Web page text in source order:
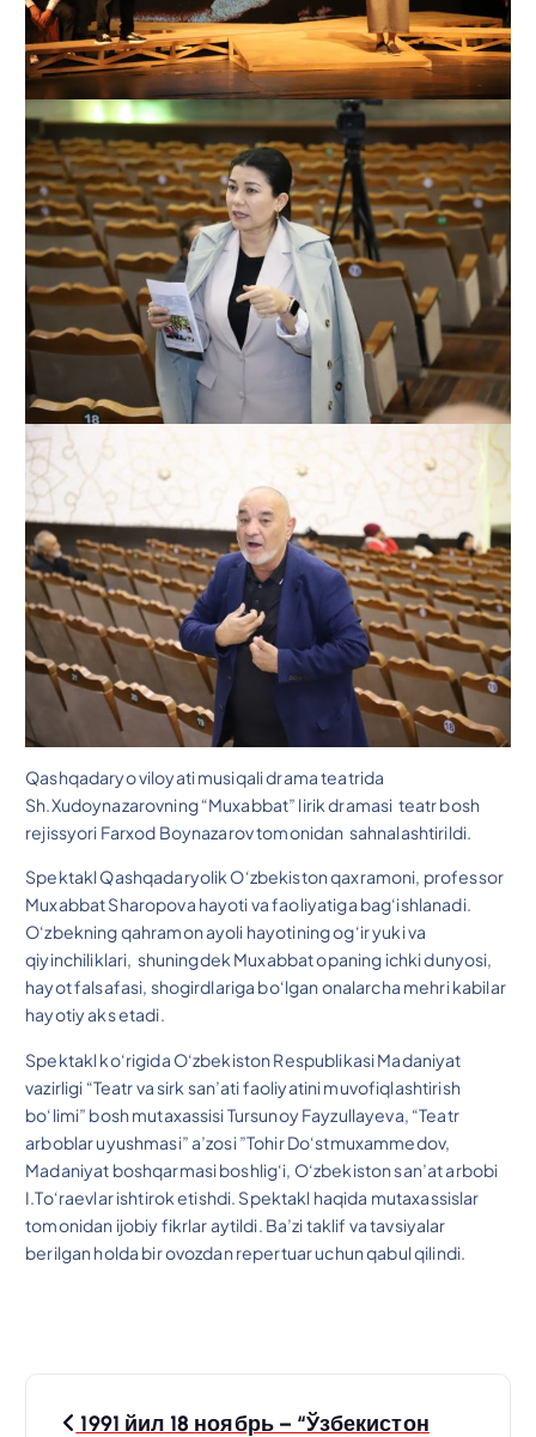
Qashqadaryo viloyati musiqali drama teatrida
Sh.Xudoynazarovning “Muxabbat” lirik dramasi teatr bosh
rejissyori Farxod Boynazarov tomonidan sahnalashtirildi.
Spektakl Qashqadaryolik O‘zbekiston qaxramoni, professor
Muxabbat Sharopova hayoti va faoliyatiga bag‘ishlanadi.
O‘zbekning qahramon ayoli hayotining og‘ir yuki va
qiyinchiliklari, shuningdek Muxabbat opaning ichki dunyosi,
hayot falsafasi, shogirdlariga bo‘lgan onalarcha mehri kabilar
hayotiy aks etadi.
Spektakl ko‘rigida O‘zbekiston Respublikasi Madaniyat
vazirligi “Teatr va sirk san’ati faoliyatini muvofiqlashtirish
bo‘limi” bosh mutaxassisi Tursunoy Fayzullayeva, “Teatr
arboblar uyushmasi” a’zosi ”Tohir Do‘stmuxammedov,
Madaniyat boshqarmasi boshlig‘i, O‘zbekiston san’at arbobi
I.To‘raevlar ishtirok etishdi. Spektakl haqida mutaxassislar
tomonidan ijobiy fikrlar aytildi. Ba’zi taklif va tavsiyalar
berilgan holda bir ovozdan repertuar uchun qabul qilindi.
1991 йил 18 ноябрь – “Ўзбекистон